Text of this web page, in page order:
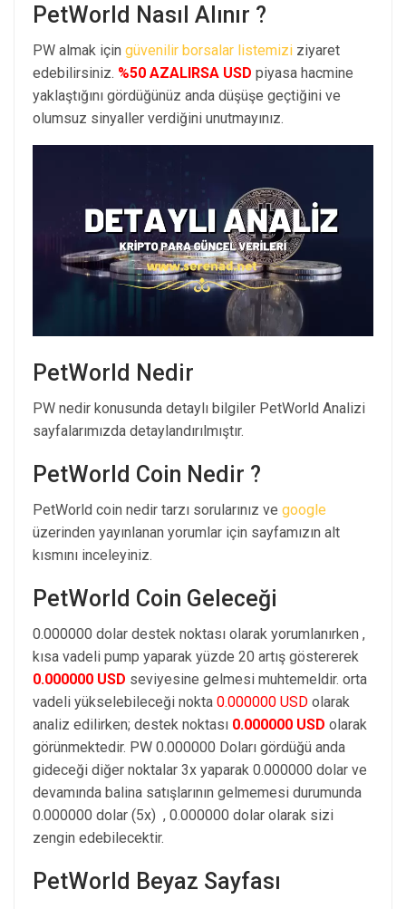
PetWorld Nasıl Alınır ?
PW almak için güvenilir borsalar listemizi ziyaret
edebilirsiniz. %50 AZALIRSA USD piyasa hacmine
yaklaştığını gördüğünüz anda düşüşe geçtiğini ve
olumsuz sinyaller verdiğini unutmayınız.
PetWorld Nedir
PW nedir konusunda detaylı bilgiler PetWorld Analizi
sayfalarımızda detaylandırılmıştır.
PetWorld Coin Nedir ?
PetWorld coin nedir tarzı sorularınız ve google
üzerinden yayınlanan yorumlar için sayfamızın alt
kısmını inceleyiniz.
PetWorld Coin Geleceği
0.000000 dolar destek noktası olarak yorumlanırken ,
kısa vadeli pump yaparak yüzde 20 artış göstererek
0.000000 USD seviyesine gelmesi muhtemeldir. orta
vadeli yükselebileceği nokta 0.000000 USD olarak
analiz edilirken; destek noktası 0.000000 USD olarak
görünmektedir. PW 0.000000 Doları gördüğü anda
gideceği diğer noktalar 3x yaparak 0.000000 dolar ve
devamında balina satışlarının gelmemesi durumunda
0.000000 dolar (5x) , 0.000000 dolar olarak sizi
zengin edebilecektir.
PetWorld Beyaz Sayfası